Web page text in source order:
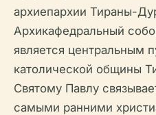
архиепархии Тираны-
Архикафедральный
является центральным
католической общины
Святому Павлу
самыми ранними